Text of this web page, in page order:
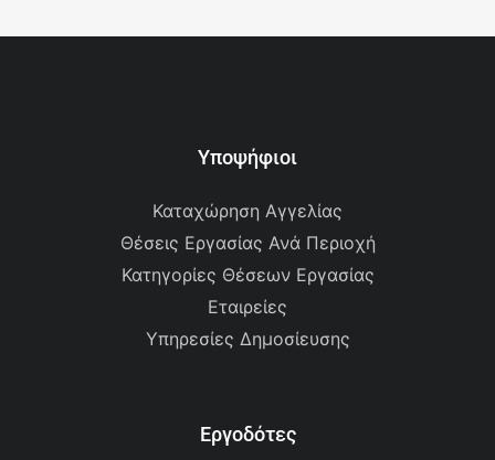
Υποψήφιοι
Καταχώρηση Αγγελίας
Θέσεις Εργασίας Ανά Περιοχή
Κατηγορίες Θέσεων Εργασίας
Εταιρείες
Υπηρεσίες Δημοσίευσης
Εργοδότες